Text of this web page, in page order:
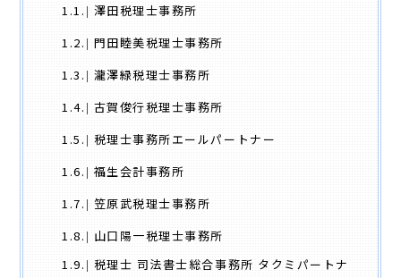
1.1.
澤田税理士事務所
1.2.
門田睦美税理士事務所
1.3.
瀧澤緑税理士事務所
1.4.
古賀俊行税理士事務所
1.5.
税理士事務所エールパートナー
1.6.
福生会計事務所
1.7.
笠原武税理士事務所
1.8.
山口陽一税理士事務所
1.9.
税理士 司法書士総合事務所 タクミパートナ